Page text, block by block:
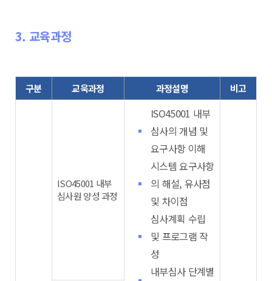
3. 교육과정
구분 교욱과정 과정설명 비고
ISO45001 내부
심사원 양성 과정
ISO45001 내부
심사의 개념 및
요구사항 이해
시스템 요구사항
의 해설, 유사점
및 차이점
심사계획 수립
및 프로그램 작
성
내부심사 단계별